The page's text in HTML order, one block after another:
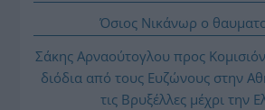
Όσιος Νικάνωρ ο
Σάκης Αρναούτογλου προς
διόδια από τους Ευζώνους στην
τις Βρυξέλλες μέχρι την